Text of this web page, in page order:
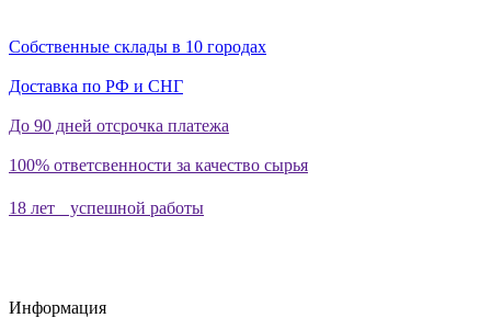
Собственные склады в 10 городах
Доставка по РФ и СНГ
До 90 дней отсрочка платежа
100% ответсвенности за качество сырья
18 лет успешной работы
Информация